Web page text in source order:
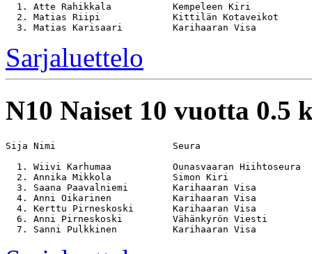
1. Atte Rahikkala           Kempeleen Kiri
2. Matias Riipi             Kittilän Kotaveikot
Sarjaluettelo
N10 Naiset 10 vuotta 0.5
Sija Nimi                     Seura
1. Wiivi Karhumaa           Ounasvaaran Hiihtoseura
2. Annika Mikkola           Simon Kiri
3. Saana Paavalniemi        Karihaaran Visa
4. Anni Oikarinen           Karihaaran Visa
4. Kerttu Pirneskoski       Karihaaran Visa
6. Anni Pirneskoski         Vähänkyrön Viesti